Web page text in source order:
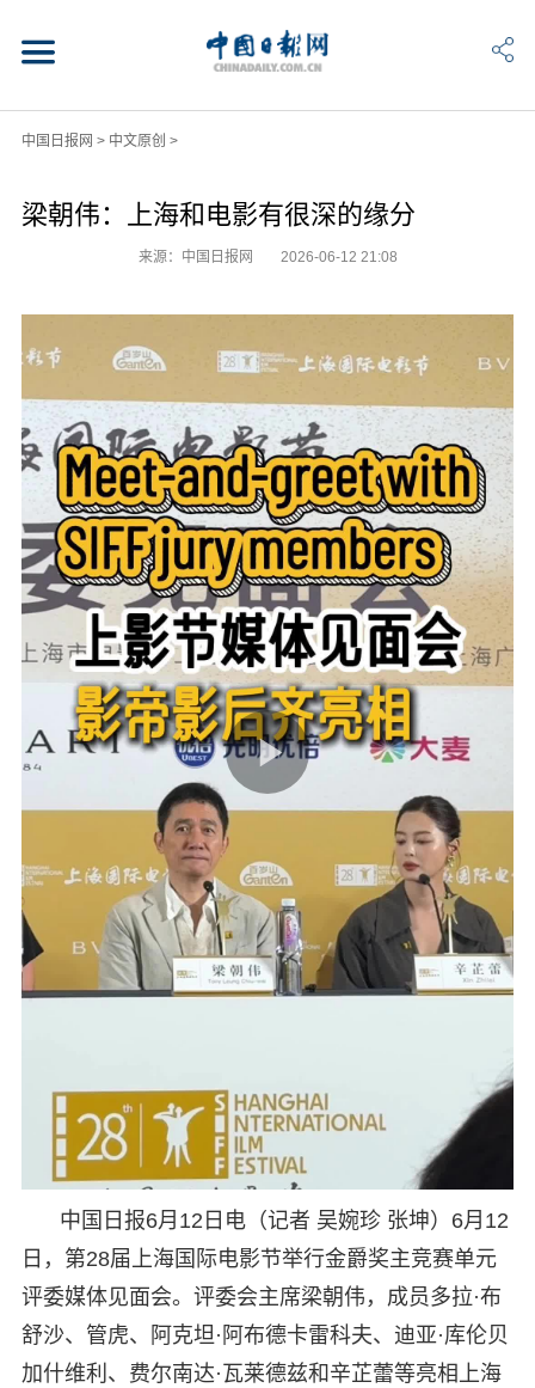
中国日报网 > 中文原创 >
梁朝伟：上海和电影有很深的缘分
来源：中国日报网 2026-06-12 21:08
中国日报6月12日电（记者 吴婉珍 张坤）6月12
日，第28届上海国际电影节举行金爵奖主竞赛单元
评委媒体见面会。评委会主席梁朝伟，成员多拉·布
舒沙、管虎、阿克坦·阿布德卡雷科夫、迪亚·库伦贝
加什维利、费尔南达·瓦莱德兹和辛芷蕾等亮相上海